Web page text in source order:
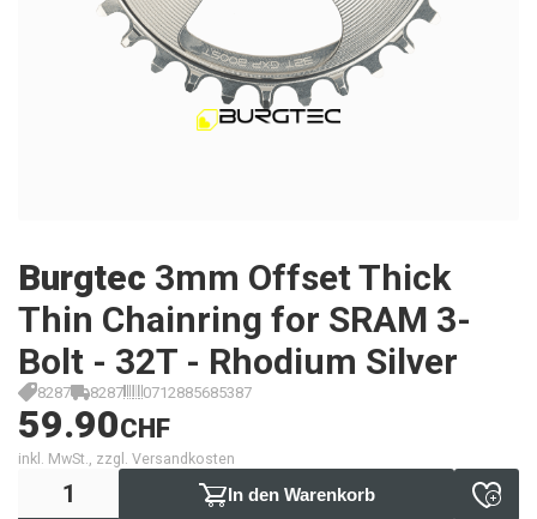
Burgtec 3mm Offset Thick
Thin Chainring for SRAM 3-
Bolt - 32T - Rhodium Silver
8287 8287 0712885685387
59.90CHF
inkl. MwSt., zzgl. Versandkosten
In den Warenkorb